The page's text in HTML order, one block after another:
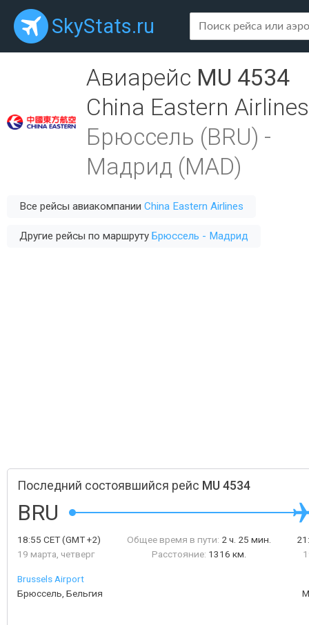
SkyStats.ru
Авиарейс MU 4534
China Eastern Airlines
Брюссель (BRU) -
Мадрид (MAD)
Все рейсы авиакомпании China Eastern Airlines
Другие рейсы по маршруту Брюссель - Мадрид
Последний состоявшийся рейс MU 4534
BRU
18:55 CET(GMT +2)
19 марта, четверг
Общее время в пути: 2 ч. 25 мин.
Расстояние: 1316 км.
Brussels Airport
Брюссель, Бельгия